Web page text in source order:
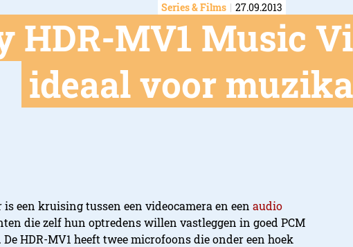
Series & Films 27.09.2013
HDR-MV1 Music
ideaal voor
is een kruising tussen een videocamera en een audio
die zelf hun optredens willen vastleggen in goed PCM
HDR-MV1 heeft twee microfoons die onder een hoek